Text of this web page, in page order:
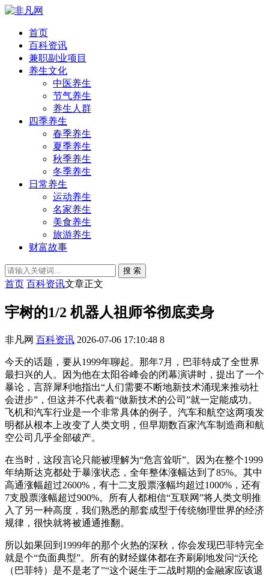
首页
百科资讯
兼职副业项目
养生文化
中医养生
节气养生
养生人群
四季养生
春季养生
夏季养生
秋季养生
冬季养生
日常养生
运动养生
名家养生
美食养生
旅游养生
财富故事
搜 索
首页 百科资讯文章正文
宇树的1/2 机器人祖师爷彻底卖身
非凡网 百科资讯 2026-07-06 17:10:48 8
今天的话题，要从1999年聊起。那年7月，巴菲特成了全世界
最扫兴的人。因为他在太阳谷峰会的闭幕演讲时，提出了一个
暴论，言辞犀利地指出“人们需要不断地新技术涌现来推动社
会进步”，但这并不代表着“做新技术的公司”就一定能成功。
飞机和汽车行业是一个非常具体的例子。汽车和航空这两项发
明都从根本上改变了人类文明，但早期数百家汽车制造商和航
空公司几乎全部破产。
在当时，这段言论只能被理解为“危言耸听”。因为在整个1999
年纳斯达克都处于暴涨状态，全年整体涨幅达到了85%。其中
高通涨幅超过2600%，有十二支股票涨幅均超过1000%，还有
7支股票涨幅超过900%。所有人都相信“互联网”将人类文明推
入了另一种高度，我们熟悉的那套成型于传统物理世界的经济
规律，很快就将被通通推翻。
所以如果回到1999年的那个火热的深秋，你会发现巴菲特完全
就是个“负面典型”。所有的财经媒体都在齐刷刷地发问“沃伦
（巴菲特）是不是老了”“这个诞生于二战时期的金融家应该退